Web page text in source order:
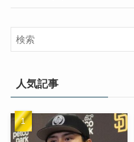
人気記事